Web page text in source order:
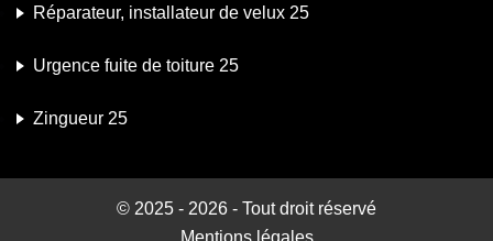
Réparateur, installateur de velux 25
Urgence fuite de toiture 25
Zingueur 25
© 2025 - 2026 - Tout droit réservé
Mentions légales